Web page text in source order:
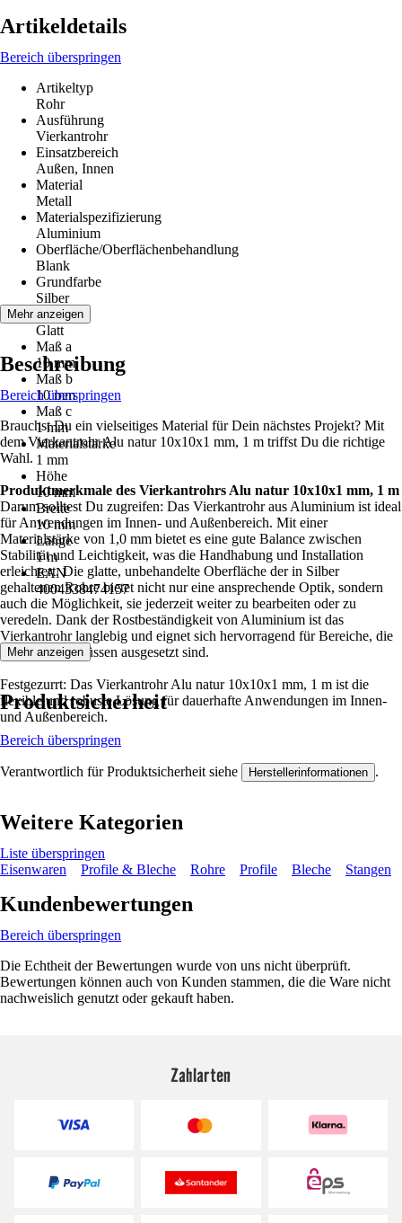
Artikeldetails
Bereich überspringen
Artikeltyp
Rohr
Ausführung
Vierkantrohr
Einsatzbereich
Außen, Innen
Material
Metall
Materialspezifizierung
Aluminium
Oberfläche/Oberflächenbehandlung
Blank
Grundfarbe
Silber
Struktur
Glatt
Maß a
10 mm
Maß b
10 mm
Maß c
1 mm
Materialstärke
1 mm
Höhe
10 mm
Breite
10 mm
Länge
1 m
EAN
4004338474157
Mehr anzeigen
Beschreibung
Bereich überspringen
Brauchst Du ein vielseitiges Material für Dein nächstes Projekt? Mit
dem Vierkantrohr Alu natur 10x10x1 mm, 1 m triffst Du die richtige
Wahl.
Produktmerkmale des Vierkantrohrs Alu natur 10x10x1 mm, 1 m
Darum solltest Du zugreifen: Das Vierkantrohr aus Aluminium ist ideal
für Anwendungen im Innen- und Außenbereich. Mit einer
Materialstärke von 1,0 mm bietet es eine gute Balance zwischen
Stabilität und Leichtigkeit, was die Handhabung und Installation
erleichtert. Die glatte, unbehandelte Oberfläche der in Silber
gehaltenen Rohre bietet nicht nur eine ansprechende Optik, sondern
auch die Möglichkeit, sie jederzeit weiter zu bearbeiten oder zu
veredeln. Dank der Rostbeständigkeit von Aluminium ist das
Vierkantrohr langlebig und eignet sich hervorragend für Bereiche, die
Witterungseinflüssen ausgesetzt sind.
Festgezurrt: Das Vierkantrohr Alu natur 10x10x1 mm, 1 m ist die
flexible und robuste Lösung für dauerhafte Anwendungen im Innen-
und Außenbereich.
Mehr anzeigen
Produktsicherheit
Bereich überspringen
Verantwortlich für Produktsicherheit siehe Herstellerinformationen .
Weitere Kategorien
Liste überspringen
Eisenwaren
Profile & Bleche Rohre Profile Bleche Stangen
Kundenbewertungen
Bereich überspringen
Die Echtheit der Bewertungen wurde von uns nicht überprüft.
Bewertungen können auch von Kunden stammen, die die Ware nicht
nachweislich genutzt oder gekauft haben.
Zahlarten